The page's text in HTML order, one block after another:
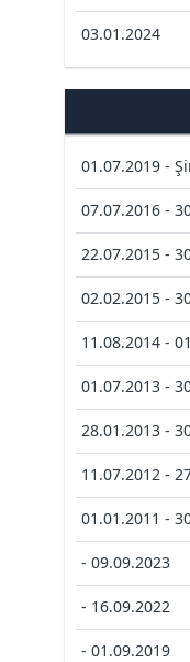
03.01.2024
01.07.2019 -
07.07.2016 -
22.07.2015 -
02.02.2015 -
11.08.2014 -
01.07.2013 -
28.01.2013 -
11.07.2012 -
01.01.2011 -
- 09.09.2023
- 16.09.2022
- 01.09.2019